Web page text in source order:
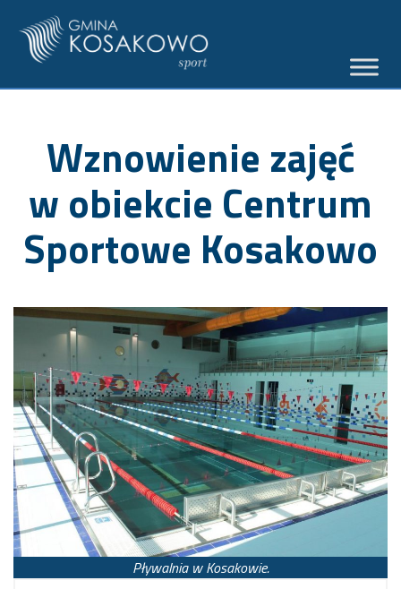
Wznowienie zajęć
w obiekcie Centrum
Sportowe Kosakowo
Pływalnia w Kosakowie.